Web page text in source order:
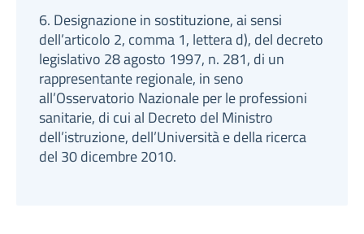
6. Designazione in sostituzione, ai sensi
dell’articolo 2, comma 1, lettera d), del decreto
legislativo 28 agosto 1997, n. 281, di un
rappresentante regionale, in seno
all’Osservatorio Nazionale per le professioni
sanitarie, di cui al Decreto del Ministro
dell’istruzione, dell’Università e della ricerca
del 30 dicembre 2010.